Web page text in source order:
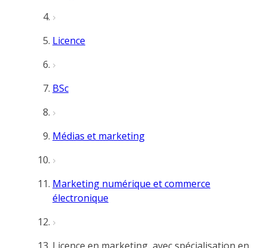
Licence
BSc
Médias et marketing
Marketing numérique et commerce
électronique